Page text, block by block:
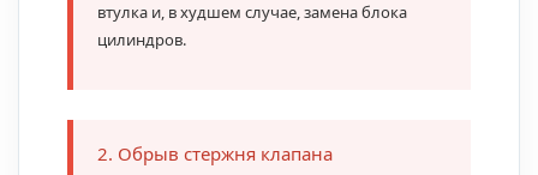
втулка и, в худшем случае, замена блока
цилиндров.
2. Обрыв стержня клапана